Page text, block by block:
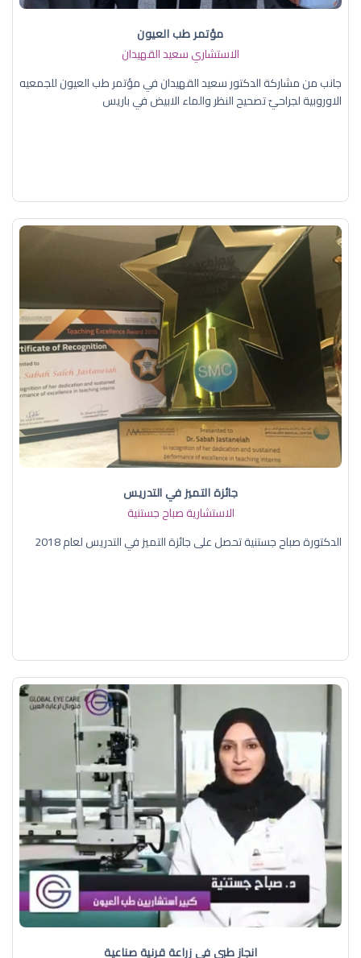
مؤتمر طب العيون
الاستشاري سعيد القهيدان
جانب من مشاركة الدكتور سعيد القهيدان في مؤتمر طب العيون للجمعيه
الاوروبية لجراحيّ تصحيح النظر والماء الابيض في باريس
جائزة التميز في التدريس
الاستشارية صباح جستنية
الدكتورة صباح جستنية تحصل على جائزة التميز في التدريس لعام 2018
انجاز طبي في زراعة قرنية صناعية